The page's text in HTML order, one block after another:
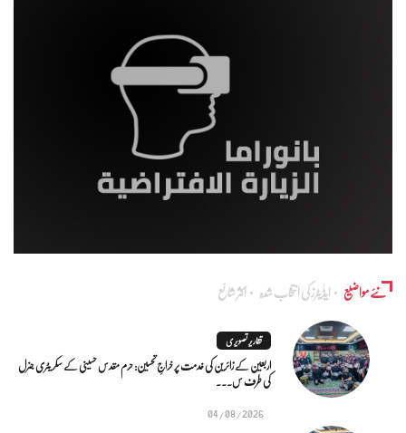
نئے مواضیع ایڈٰیٹرز کی انتخاب شدہ اکثر شائع
تقاریر تصویری
اربعین کے زائرین کی خدمت پر خراجِ تحسین: حرم مقدس حسینی کے سکریٹری جنرل
کی طرف س...
04/08/2026